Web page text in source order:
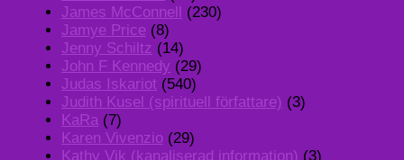
James McConnell
(230)
Jamye Price (8)
Jenny Schiltz (14)
John F Kennedy (29)
Judas Iskariot (540)
Judith Kusel (spirituell författare) (3)
KaRa (7)
Karen Vivenzio (29)
Kathy Vik (kanaliserad information) (3)